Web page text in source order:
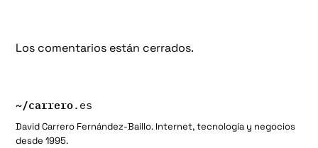
Los comentarios están cerrados.
~/carrero.es
David Carrero Fernández-Baillo. Internet, tecnología y negocios
desde 1995.